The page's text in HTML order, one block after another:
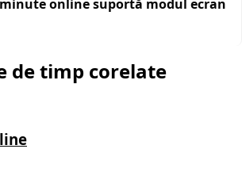
online suportă modul ecran
de timp corelate